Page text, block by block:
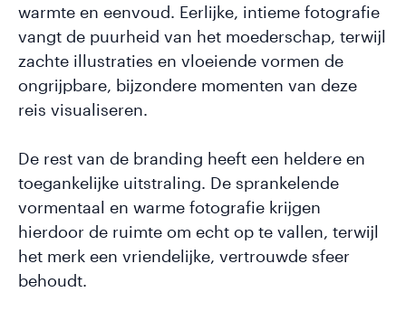
warmte en eenvoud. Eerlijke, intieme fotografie
vangt de puurheid van het moederschap, terwijl
zachte illustraties en vloeiende vormen de
ongrijpbare, bijzondere momenten van deze
reis visualiseren.
De rest van de branding heeft een heldere en
toegankelijke uitstraling. De sprankelende
vormentaal en warme fotografie krijgen
hierdoor de ruimte om echt op te vallen, terwijl
het merk een vriendelijke, vertrouwde sfeer
behoudt.